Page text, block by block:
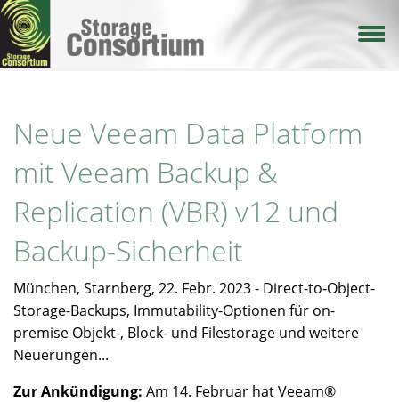
Direkt
zum
Inhalt
Neue Veeam Data Platform
mit Veeam Backup &
Replication (VBR) v12 und
Backup-Sicherheit
München, Starnberg, 22. Febr. 2023 - Direct-to-Object-
Storage-Backups, Immutability-Optionen für on-
premise Objekt-, Block- und Filestorage und weitere
Neuerungen...
Zur Ankündigung: Am 14. Februar hat Veeam®